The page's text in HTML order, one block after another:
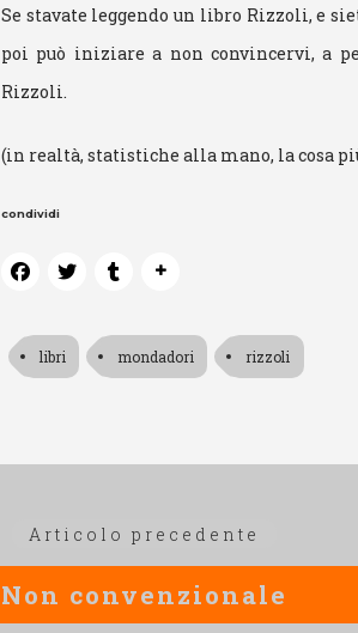
Se stavate leggendo un libro Rizzoli, e
poi può iniziare a non convincervi, a
Rizzoli.
(in realtà, statistiche alla mano, la cosa
condividi
libri mondadori rizzoli
Articolo precedente
Non convenzionale